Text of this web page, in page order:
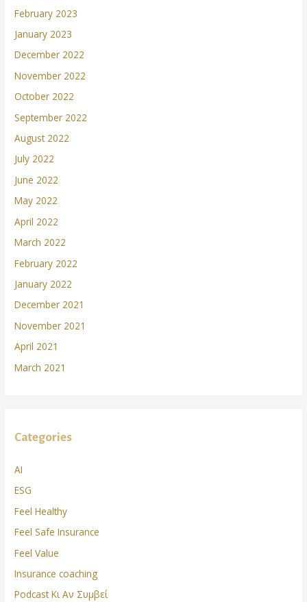
February 2023
January 2023
December 2022
November 2022
October 2022
September 2022
August 2022
July 2022
June 2022
May 2022
April 2022
March 2022
February 2022
January 2022
December 2021
November 2021
April 2021
March 2021
Categories
AI
ESG
Feel Healthy
Feel Safe Insurance
Feel Value
Insurance coaching
Podcast Κι Αν Συμβεί